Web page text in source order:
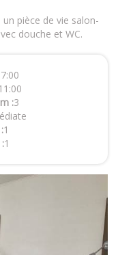
pièce de vie salon-
douche et WC.
:3
1
1